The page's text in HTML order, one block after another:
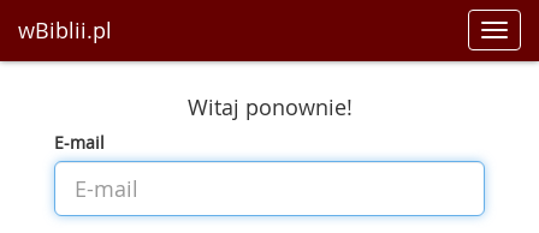
wBiblii.pl
Witaj ponownie!
E-mail